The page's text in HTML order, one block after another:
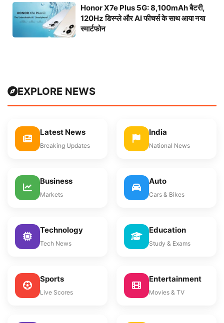
Honor X7e Plus 5G: 8,100mAh बैटरी,
120Hz डिस्प्ले और AI फीचर्स के साथ आया नया
स्मार्टफोन
EXPLORE NEWS
Latest News
Breaking Updates
India
National News
Business
Markets
Auto
Cars & Bikes
Technology
Tech News
Education
Study & Exams
Sports
Live Scores
Entertainment
Movies & TV